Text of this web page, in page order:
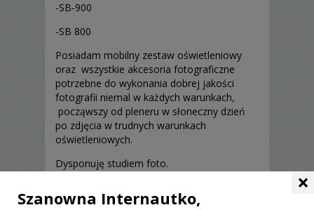
-SB-900
-SB 800
Posiadam mobilny zestaw oświetleniowy
oraz wszystkie akcesoria fotograficzne
potrzebne do wykonania dobrej jakości
fotografii niemal w każdych warunkach,
począwszy od pleneru w słoneczny dzień
po zdjęcia w trudnych warunkach
oświetleniowych.
Dysponuję studiem foto.
×
Szanowna Internautko,